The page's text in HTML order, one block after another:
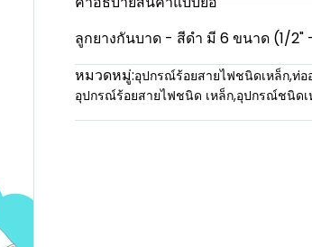
ลูกยางกันบาด - สีดำ มี 6 ขนาด (1/2"
หมวดหมู่:อุปกรณ์ร้อยสายไฟชนิดเหล็ก,ท่อ
อุปกรณ์ร้อยสายไฟชนิด เหล็ก,อุปกรณ์ชนิด